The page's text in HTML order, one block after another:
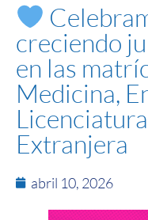
creciendo
en las
Medicina,
Extranjera
abril 10, 2026